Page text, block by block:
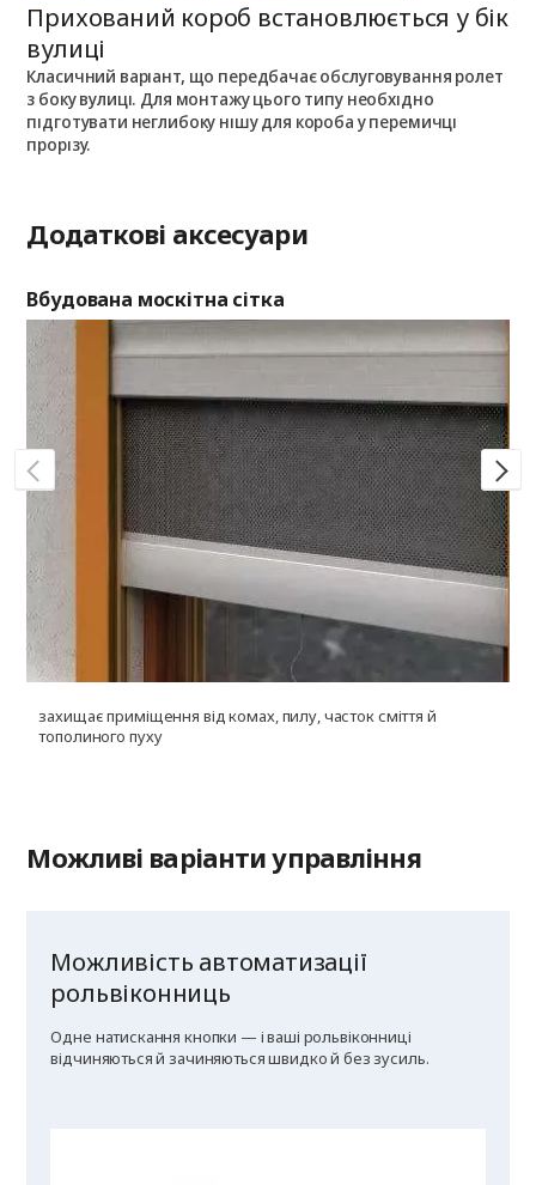
Прихований короб встановлюється у бік
вулиці
Класичний варіант, що передбачає обслуговування ролет
з боку вулиці. Для монтажу цього типу необхідно
підготувати неглибоку нішу для короба у перемичці
прорізу.
Додаткові аксесуари
Вбудована москітна сітка
захищає приміщення від комах, пилу, часток сміття й
тополиного пуху
Можливі варіанти управління
Можливість автоматизації
рольвіконниць
Одне натискання кнопки — і ваші рольвіконниці
відчиняються й зачиняються швидко й без зусиль.